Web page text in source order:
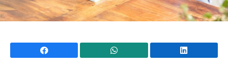
Facebook WhatsApp